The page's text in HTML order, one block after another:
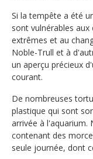
Si la tempête a été
sont vulnérables
extrêmes et au
Noble-Trull et à
un aperçu précieux
courant.
De nombreuses
plastique qui sont
arrivée à l'aquarium.
contenant des
seule journée, dont